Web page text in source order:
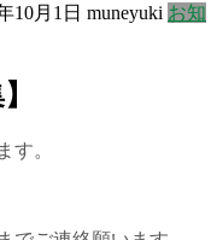
10月1日 muneyuki お知
す。